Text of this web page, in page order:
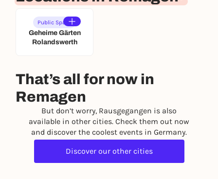
Public Space
Geheime Gärten
Rolandswerth
That’s all for now in
Remagen
But don’t worry, Rausgegangen is also
available in other cities. Check them out now
and discover the coolest events in Germany.
Discover our other cities